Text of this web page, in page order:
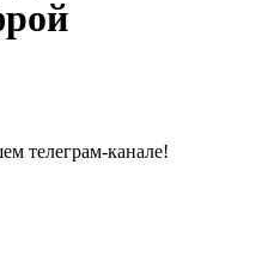
телеграм-канале!